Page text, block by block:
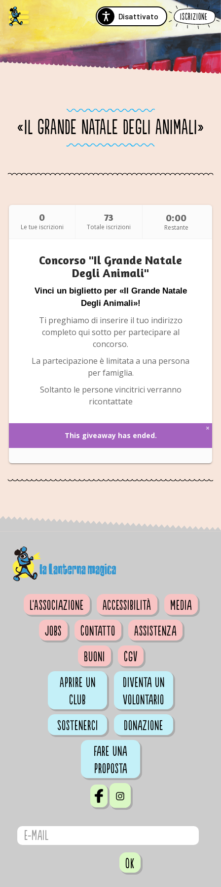
Disattivato Iscrizione
«IL GRANDE NATALE DEGLI ANIMALI»
L'Associazione Accessibilità
Media
Jobs
Contatto
Assistenza
Buoni
CGV
Aprire un
club
Diventa un
volontario
Sostenerci
Donazione
Fare una
proposta
OK